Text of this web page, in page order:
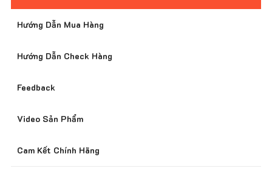
Hỗ Trợ Khách Hàng 24/7
Bảo Mật Thông Tin Khách Hàng
Hướng Dẫn Mua Hàng
Hướng Dẫn Check Hàng
Feedback
Video Sản Phẩm
Cam Kết Chính Hãng